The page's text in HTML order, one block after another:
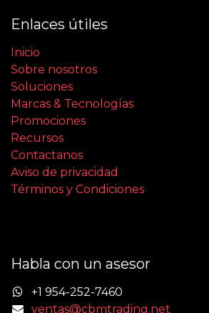
Enlaces útiles
Inicio
Sobre nosotros
Soluciones
Marcas & Tecnologías
Promociones
Recursos
Contactanos
Aviso de privacidad
Términos y Condiciones
Habla con un asesor
+1 954-252-7460
ventas@cbmtrading.net